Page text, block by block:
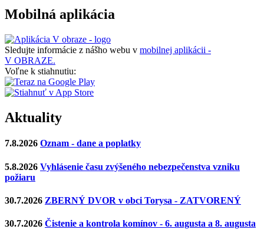
Mobilná aplikácia
Sledujte informácie z nášho webu v mobilnej aplikácii -
V OBRAZE.
Voľne k stiahnutiu:
Aktuality
7.8.2026 Oznam - dane a poplatky
5.8.2026 Vyhlásenie času zvýšeného nebezpečenstva vzniku
požiaru
30.7.2026 ZBERNÝ DVOR v obci Torysa - ZATVORENÝ
30.7.2026 Čistenie a kontrola komínov - 6. augusta a 8. augusta